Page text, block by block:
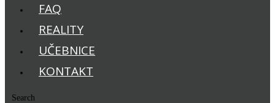
FAQ
REALITY
UČEBNICE
KONTAKT
Search